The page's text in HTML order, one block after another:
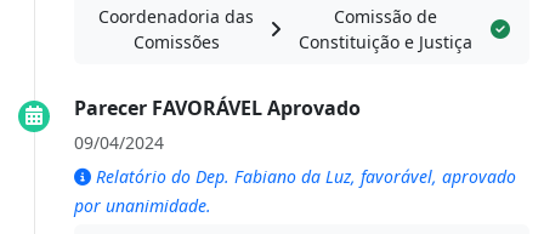
Coordenadoria das
Comissões
Comissão de
Constituição e Justiça
Parecer FAVORÁVEL Aprovado
09/04/2024
Relatório do Dep. Fabiano da Luz, favorável, aprovado
por unanimidade.